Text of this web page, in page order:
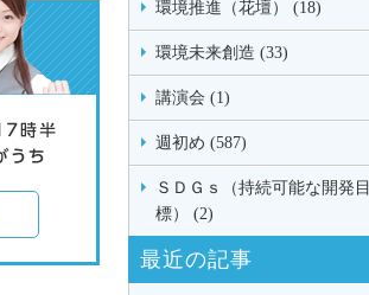
環境推進（花壇） (18)
環境未来創造 (33)
講演会 (1)
週初め (587)
ＳＤＧｓ（持続可能な開発目
標） (2)
最近の記事